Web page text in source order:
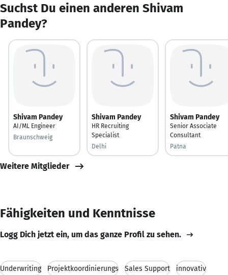
Suchst Du einen anderen Shivam
Pandey?
Shivam Pandey
AI/ML Engineer
Braunschweig
Shivam Pandey
HR Recruiting
Specialist
Delhi
Shivam Pandey
Senior Associate
Consultant
Patna
Weitere Mitglieder
Fähigkeiten und Kenntnisse
Logg Dich jetzt ein, um das ganze Profil zu sehen.
Underwriting Projektkoordinierungs Sales Support innovativ